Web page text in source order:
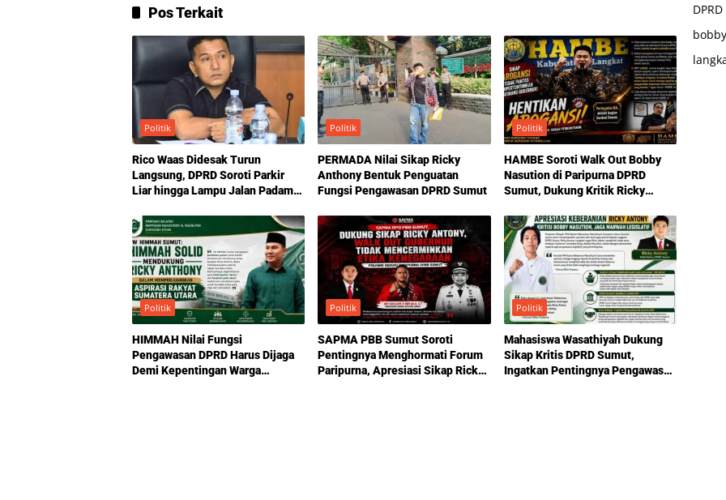
Pos Terkait
Politik
Rico Waas Didesak Turun
Langsung, DPRD Soroti Parkir
Liar hingga Lampu Jalan Padam
Politik
PERMADA Nilai Sikap Ricky
Anthony Bentuk Penguatan
Fungsi Pengawasan DPRD Sumut
Politik
HAMBE Soroti Walk Out Bobby
Nasution di Paripurna DPRD
Sumut, Dukung Kritik Ricky
Politik
HIMMAH Nilai Fungsi
Pengawasan DPRD Harus Dijaga
Demi Kepentingan Warga
Politik
SAPMA PBB Sumut Soroti
Pentingnya Menghormati Forum
Paripurna, Apresiasi Sikap Ricky
Politik
Mahasiswa Wasathiyah Dukung
Sikap Kritis DPRD Sumut,
Ingatkan Pentingnya Pengawasan